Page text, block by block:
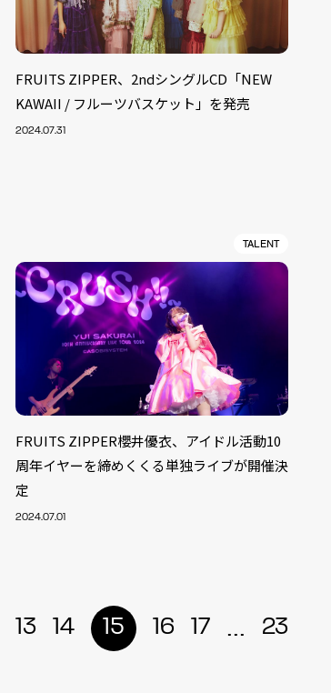
FRUITS ZIPPER、2ndシングルCD「NEW
KAWAII / フルーツバスケット」を発売
2024.07.31
TALENT
FRUITS ZIPPER櫻井優衣、アイドル活動10
周年イヤーを締めくくる単独ライブが開催決
定
2024.07.01
13 14 15 16 17 ... 23